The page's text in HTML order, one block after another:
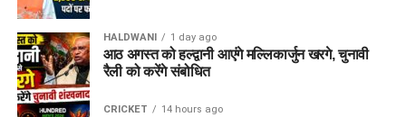
HALDWANI 1 day ago
आठ अगस्त को हल्द्वानी आएंगे मल्लिकार्जुन खरगे, चुनावी
रैली को करेंगे संबोधित
CRICKET 14 hours ago